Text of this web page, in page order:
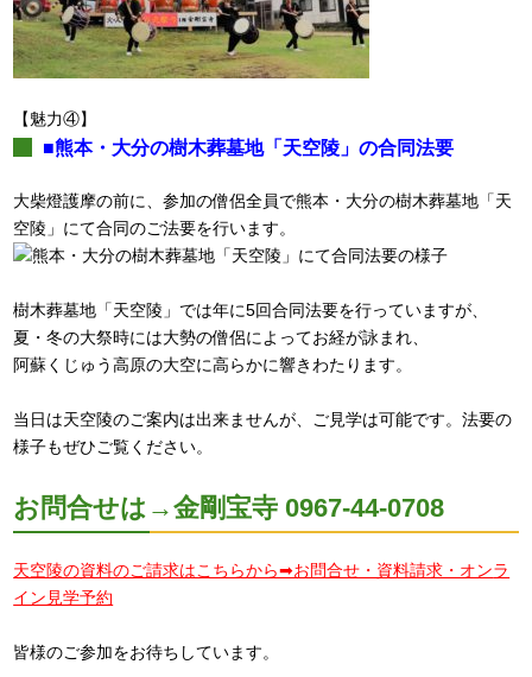
【魅力④】
■熊本・大分の樹木葬墓地「天空陵」の合同法要
大柴燈護摩の前に、参加の僧侶全員で熊本・大分の樹木葬墓地「天
空陵」にて合同のご法要を行います。
樹木葬墓地「天空陵」では年に5回合同法要を行っていますが、
夏・冬の大祭時には大勢の僧侶によってお経が詠まれ、
阿蘇くじゅう高原の大空に高らかに響きわたります。
当日は天空陵のご案内は出来ませんが、ご見学は可能です。法要の
様子もぜひご覧ください。
お問合せは→金剛宝寺 0967-44-0708
天空陵の資料のご請求はこちらから➡お問合せ・資料請求・オンラ
イン見学予約
皆様のご参加をお待ちしています。